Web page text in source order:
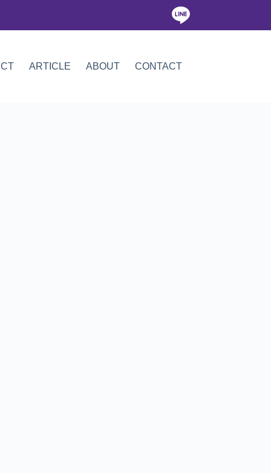
ARTICLE ABOUT CONTACT